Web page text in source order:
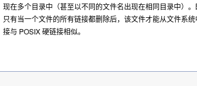
现在多个目录中（甚至以不同的文件名出现在相同目录中）
只有当一个文件的所有链接都删除后，该文件才能从文件系
接与 POSIX 硬链接相似。